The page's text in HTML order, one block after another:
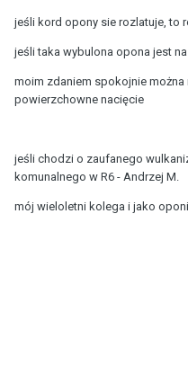
jeśli kord opony sie rozlatuje, to
jeśli taka wybulona opona jest
moim zdaniem spokojnie można
powierzchowne nacięcie
jeśli chodzi o zaufanego
komunalnego w R6 - Andrzej M.
mój wieloletni kolega i jako